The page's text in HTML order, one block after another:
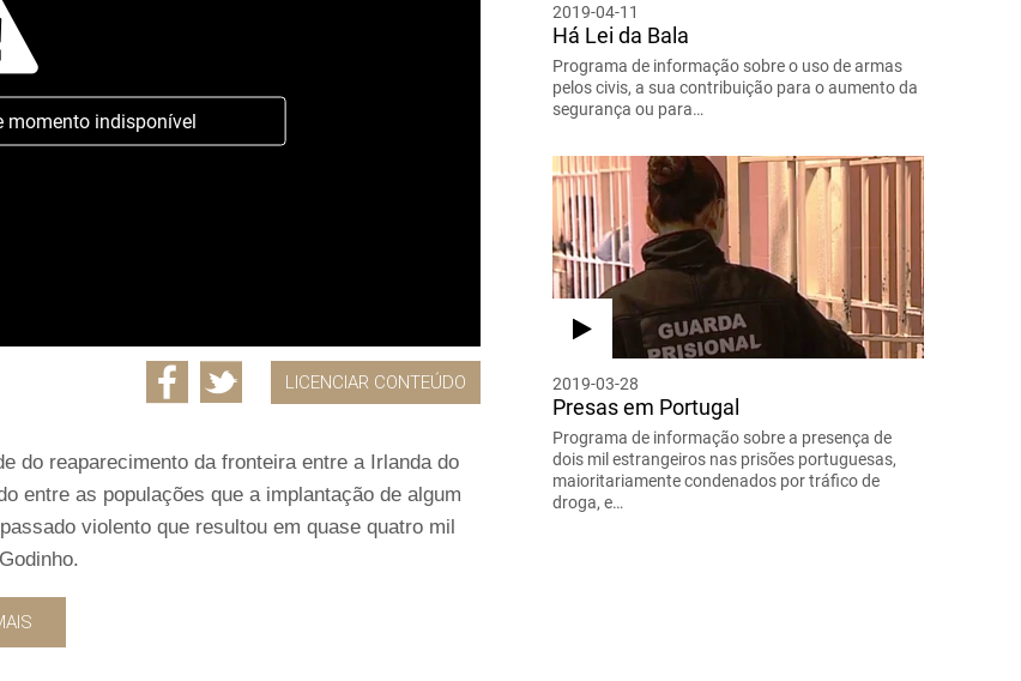
momento indisponível
LICENCIAR CONTEÚDO
do reaparecimento da fronteira entre a Irlanda do
entre as populações que a implantação de algum
violento que resultou em quase quatro mil
2019-04-11
Há Lei da Bala
Programa de informação sobre o uso de armas
pelos civis, a sua contribuição para o aumento da
segurança ou para…
2019-03-28
Presas em Portugal
Programa de informação sobre a presença de
dois mil estrangeiros nas prisões portuguesas,
maioritariamente condenados por tráfico de
droga, e…